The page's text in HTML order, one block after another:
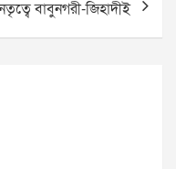
বাবুনগরী-জিহাদীই